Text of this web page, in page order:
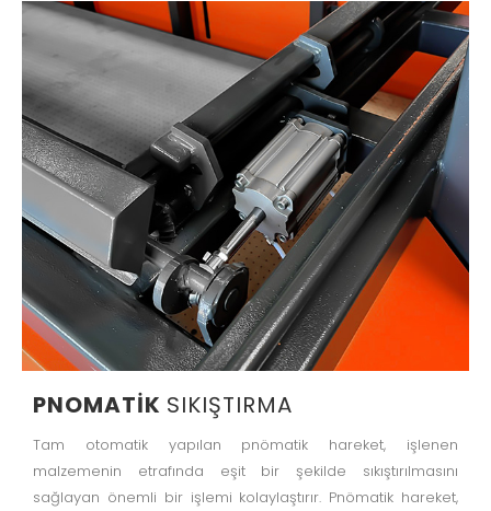
PNOMATIK SIKIŞTIRMA
Tam otomatik yapılan pnömatik hareket, işlenen
malzemenin etrafında eşit bir şekilde sıkıştırılmasını
sağlayan önemli bir işlemi kolaylaştırır. Pnömatik hareket,